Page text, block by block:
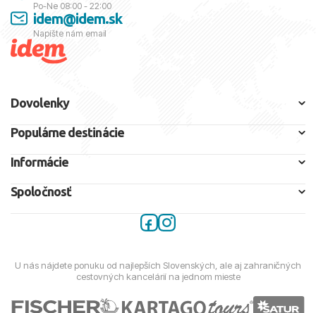
Po-Ne 08:00 - 22:00
idem@idem.sk
Napíšte nám email
Dovolenky
Populárne destinácie
Informácie
Spoločnosť
U nás nájdete ponuku od najlepších Slovenských, ale aj zahraničných
cestovných kancelárií na jednom mieste